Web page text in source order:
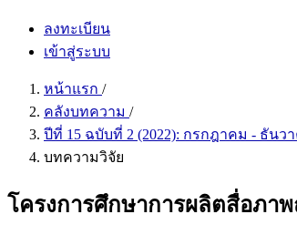
ลงทะเบียน
เข้าสู่ระบบ
หน้าแรก /
คลังบทความ /
ปีที่ 15 ฉบับที่ 2 (2022): กรกฎาคม - ธันว
บทความวิจัย
โครงการศึกษาการผลิตสื่อภา